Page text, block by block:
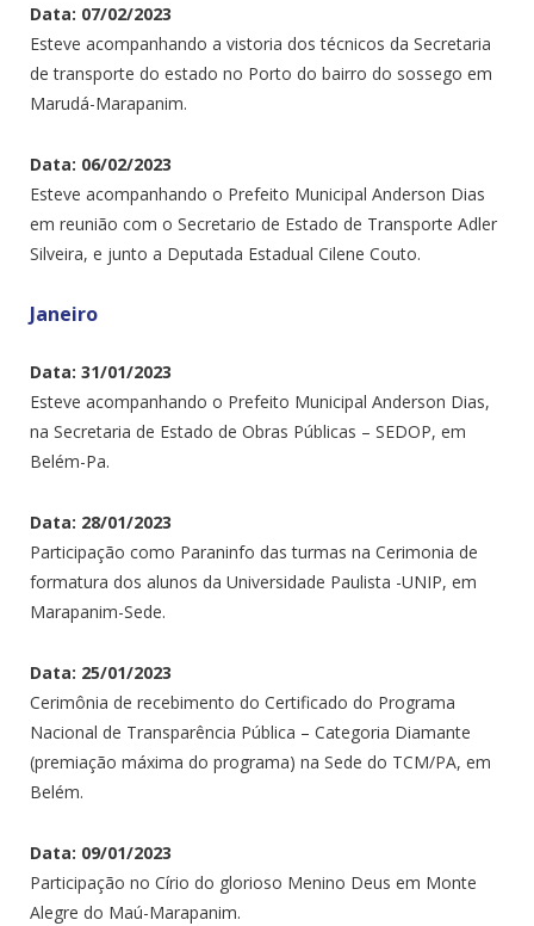
Data: 07/02/2023
Esteve acompanhando a vistoria dos técnicos da Secretaria
de transporte do estado no Porto do bairro do sossego em
Marudá-Marapanim.
Data: 06/02/2023
Esteve acompanhando o Prefeito Municipal Anderson Dias
em reunião com o Secretario de Estado de Transporte Adler
Silveira, e junto a Deputada Estadual Cilene Couto.
Janeiro
Data: 31/01/2023
Esteve acompanhando o Prefeito Municipal Anderson Dias,
na Secretaria de Estado de Obras Públicas – SEDOP, em
Belém-Pa.
Data: 28/01/2023
Participação como Paraninfo das turmas na Cerimonia de
formatura dos alunos da Universidade Paulista -UNIP, em
Marapanim-Sede.
Data: 25/01/2023
Cerimônia de recebimento do Certificado do Programa
Nacional de Transparência Pública – Categoria Diamante
(premiação máxima do programa) na Sede do TCM/PA, em
Belém.
Data: 09/01/2023
Participação no Círio do glorioso Menino Deus em Monte
Alegre do Maú-Marapanim.